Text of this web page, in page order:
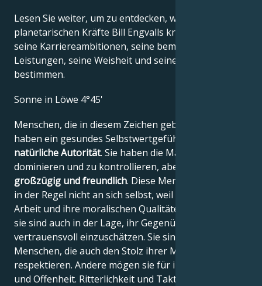
Lesen Sie weiter, um zu entdecken, wie die
planetarischen Kräfte Bill Engvalls kreatives Genie,
seine Karriereambitionen, seine bemerkenswerten
Leistungen, seine Weisheit und seinen Witz
bestimmen.
Sonne in Löwe 4°45'
Menschen, die in diesem Zeichen geboren sind,
haben ein gesundes Selbstwertgefühl und eine
natürliche Autorität. Sie haben die Macht, andere zu
dominieren und zu kontrollieren, aber sie sind
großzügig und freundlich. Diese Menschen zweifeln
in der Regel nicht an sich selbst, weil sie an ihre
Arbeit und ihre moralischen Qualitäten glauben, und
sie sind auch in der Lage, ihr Gegenüber
vertrauensvoll einzuschätzen. Sie sind stolze
Menschen, die auch den Stolz ihrer Mitbürger
respektieren. Andere mögen sie für ihre Direktheit
und Offenheit. Ritterlichkeit und Taktgefühl sind ihre